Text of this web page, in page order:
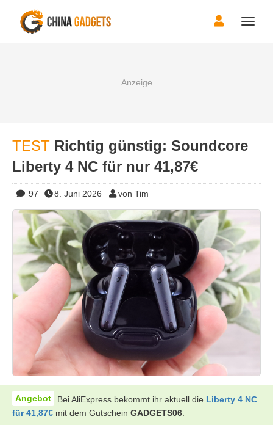
Toggle
TEST Richtig günstig: Soundcore
Liberty 4 NC für nur 41,87€
97 8. Juni 2026 von Tim
Bei AliExpress bekommt ihr aktuell die Liberty 4 NC
für 41,87€ mit dem Gutschein GADGETS06